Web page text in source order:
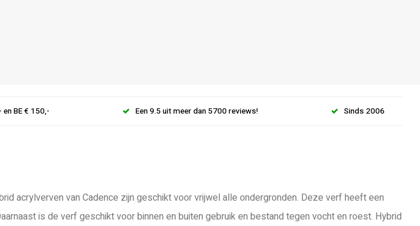
BE € 150,- Een 9.5 uit meer dan 5700 reviews! Sinds 2006
acrylverven van Cadence zijn geschikt voor vrijwel alle ondergronden. Deze verf heeft een
is de verf geschikt voor binnen en buiten gebruik en bestand tegen vocht en roest. Hybrid